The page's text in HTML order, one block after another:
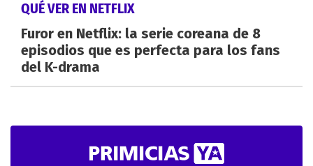
QUÉ VER EN NETFLIX
Furor en Netflix: la serie coreana de 8
episodios que es perfecta para los fans
del K-drama